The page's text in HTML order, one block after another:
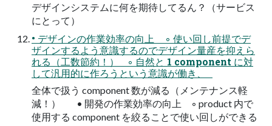
デザインシステムに何を期待してるん？（サービス
にとって）
• デザインの作業効率の向上 ◦ 使い回し前提でデ
ザインするよう意識するのでデザイン量産を抑えら
れる（工数節約！） ◦ 自然と 1 component に対
して汎用的に作ろうという意識が働き、
全体で扱う component 数が減る（メンテナンス軽
減！） • 開発の作業効率の向上 ◦ product 内で
使用する component を絞ることで使い回しができる